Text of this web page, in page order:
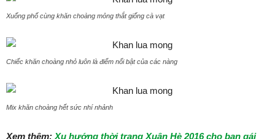
Xuống phố cùng khăn choàng mỏng thắt giống cà vạt
Chiếc khăn choàng nhỏ luôn là điểm nổi bật của các nàng
Mix khăn choàng hết sức nhí nhảnh
Xem thêm: Xu hướng thời trang Xuân Hè 2016 cho bạn gái